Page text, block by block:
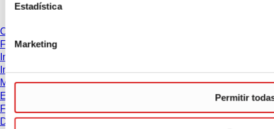
Estadística
Marketing
Permitir
Catálogo
Folletos
Información del usuario
Instrucciones de uso
Manuales de instrucciones
Estudios
Ficha de seguridad
Declaraciones de conformidad